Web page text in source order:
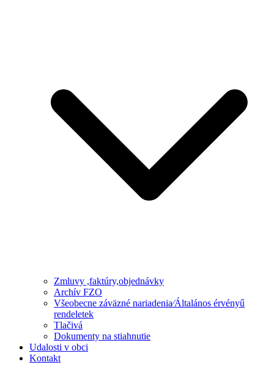
Zmluvy ,faktúry,objednávky
Archív FZO
Všeobecne záväzné nariadenia⁄Általános érvényű
rendeletek
Tlačivá
Dokumenty na stiahnutie
Udalosti v obci
Kontakt